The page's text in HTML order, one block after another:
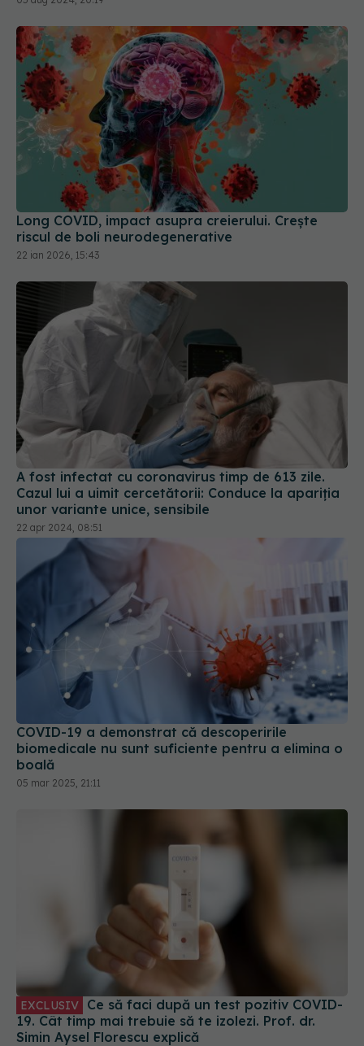
Long COVID, impact asupra creierului. Crește
riscul de boli neurodegenerative
22 ian 2026, 15:43
A fost infectat cu coronavirus timp de 613 zile.
Cazul lui a uimit cercetătorii: Conduce la apariția
unor variante unice, sensibile
22 apr 2024, 08:51
COVID-19 a demonstrat că descoperirile
biomedicale nu sunt suficiente pentru a elimina o
boală
05 mar 2025, 21:11
19. Cât timp mai trebuie să te izolezi. Prof. dr.
Simin Aysel Florescu explică
08 ian 2025, 09:55